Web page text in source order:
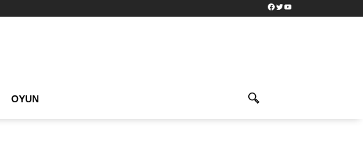
Facebook
TwitterYouTube
OYUN